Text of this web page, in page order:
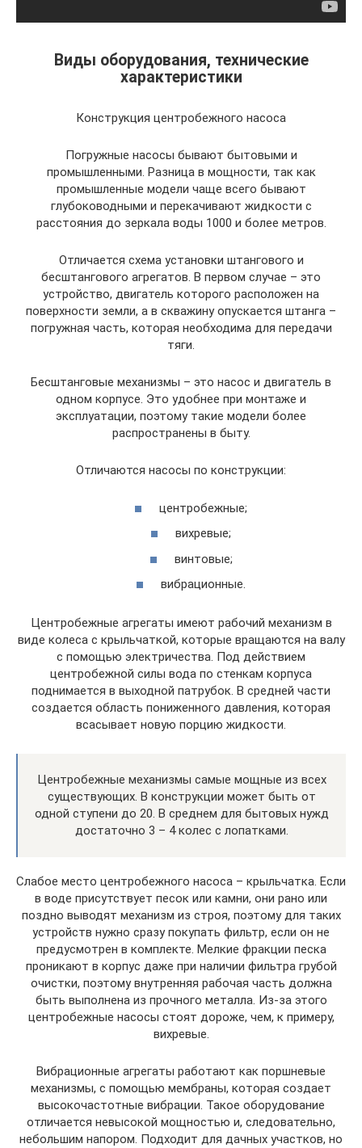
Виды оборудования, технические
характеристики
Конструкция центробежного насоса
Погружные насосы бывают бытовыми и
промышленными. Разница в мощности, так как
промышленные модели чаще всего бывают
глубоководными и перекачивают жидкости с
расстояния до зеркала воды 1000 и более метров.
Отличается схема установки штангового и
бесштангового агрегатов. В первом случае – это
устройство, двигатель которого расположен на
поверхности земли, а в скважину опускается штанга –
погружная часть, которая необходима для передачи
тяги.
Бесштанговые механизмы – это насос и двигатель в
одном корпусе. Это удобнее при монтаже и
эксплуатации, поэтому такие модели более
распространены в быту.
Отличаются насосы по конструкции:
центробежные;
вихревые;
винтовые;
вибрационные.
Центробежные агрегаты имеют рабочий механизм в
виде колеса с крыльчаткой, которые вращаются на валу
с помощью электричества. Под действием
центробежной силы вода по стенкам корпуса
поднимается в выходной патрубок. В средней части
создается область пониженного давления, которая
всасывает новую порцию жидкости.
Центробежные механизмы самые мощные из всех
существующих. В конструкции может быть от
одной ступени до 20. В среднем для бытовых нужд
достаточно 3 – 4 колес с лопатками.
Слабое место центробежного насоса – крыльчатка. Если
в воде присутствует песок или камни, они рано или
поздно выводят механизм из строя, поэтому для таких
устройств нужно сразу покупать фильтр, если он не
предусмотрен в комплекте. Мелкие фракции песка
проникают в корпус даже при наличии фильтра грубой
очистки, поэтому внутренняя рабочая часть должна
быть выполнена из прочного металла. Из-за этого
центробежные насосы стоят дороже, чем, к примеру,
вихревые.
Вибрационные агрегаты работают как поршневые
механизмы, с помощью мембраны, которая создает
высокочастотные вибрации. Такое оборудование
отличается невысокой мощностью и, следовательно,
небольшим напором. Подходит для дачных участков, но